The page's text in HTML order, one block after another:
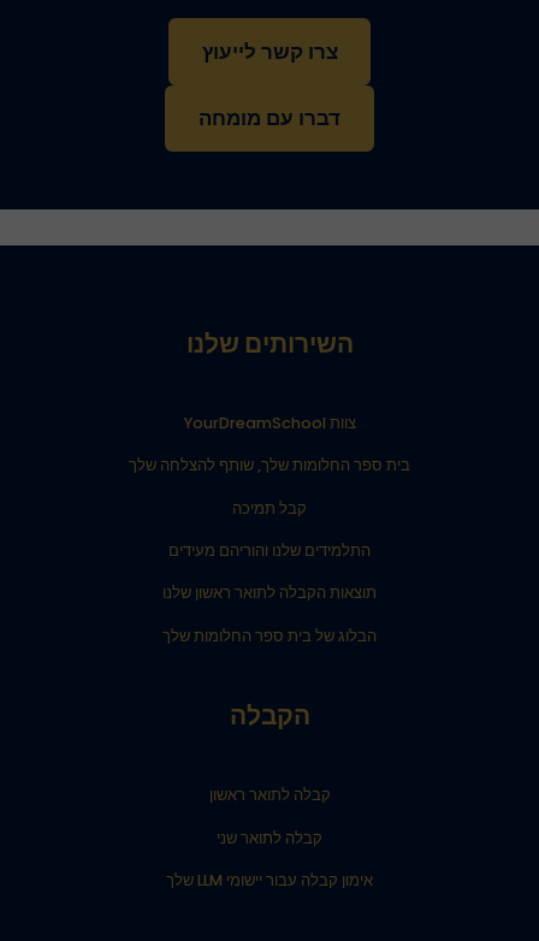
צרו קשר לייעוץ
דברו עם מומחה
השירותים שלנו
צוות YourDreamSchool
בית ספר החלומות שלך, שותף להצלחה שלך
קבל תמיכה
התלמידים שלנו והוריהם מעידים
תוצאות הקבלה לתואר ראשון שלנו
הבלוג של בית ספר החלומות שלך
הקבלה
קבלה לתואר ראשון
קבלה לתואר שני
אימון קבלה עבור יישומי LLM שלך